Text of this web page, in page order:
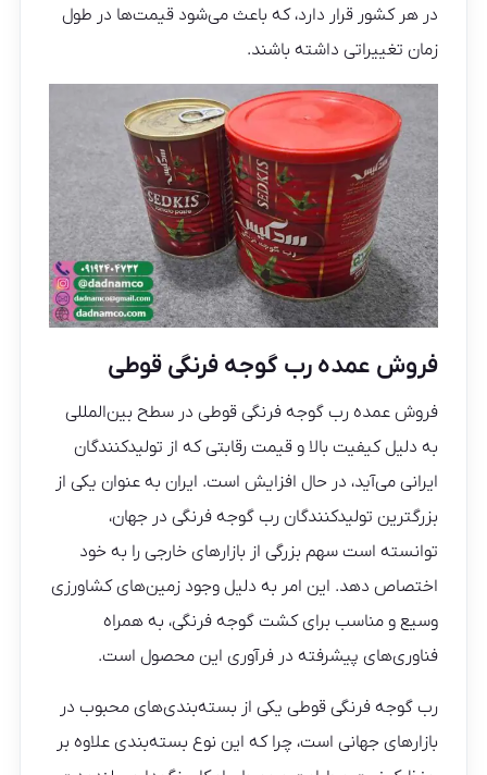
در هر کشور قرار دارد، که باعث می‌شود قیمت‌ها در طول
زمان تغییراتی داشته باشند.
فروش عمده رب گوجه فرنگی قوطی
فروش عمده رب گوجه فرنگی قوطی در سطح بین‌المللی
به دلیل کیفیت بالا و قیمت رقابتی که از تولیدکنندگان
ایرانی می‌آید، در حال افزایش است. ایران به عنوان یکی از
بزرگترین تولیدکنندگان رب گوجه فرنگی در جهان،
توانسته است سهم بزرگی از بازارهای خارجی را به خود
اختصاص دهد. این امر به دلیل وجود زمین‌های کشاورزی
وسیع و مناسب برای کشت گوجه فرنگی، به همراه
فناوری‌های پیشرفته در فرآوری این محصول است.
رب گوجه فرنگی قوطی یکی از بسته‌بندی‌های محبوب در
بازارهای جهانی است، چرا که این نوع بسته‌بندی علاوه بر